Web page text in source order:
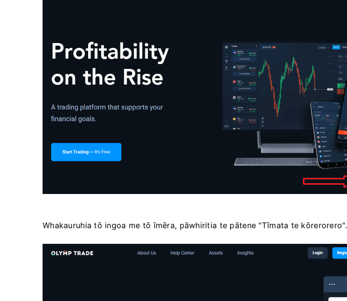
Whakauruhia tō ingoa me tō īmēra, pāwhiritia te pātene "Tīmata te kōrerorero".